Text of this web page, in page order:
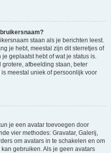
staan als je berichten leest.
je hebt, meestal zijn dit sterretjes of
geplaatst hebt of wat je status is.
afbeelding staan, beter
meestal uniek of persoonlijk voor
je een avatar toevoegen door
vier methodes: Gravatar, Galerij,
om avatars in te schakelen en om
gebruiken. Als je geen avatars